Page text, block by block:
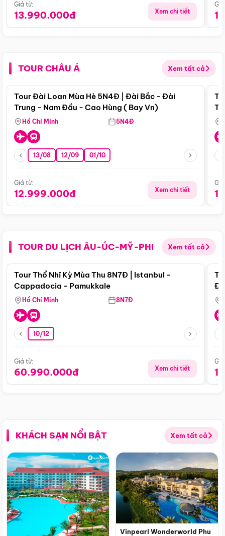
Giá từ:
13.990.000đ Xem chi tiết
TOUR CHÂU Á Xem tất cả
Điểm nổi bật
Tour Đài Loan Mùa Hè 5N4Đ | Đài Bắc - Đài
Trung - Nam Đầu - Cao Hùng ( Bay Vn)
Hồ Chí Minh 5N4Đ
13/08 12/09 01/10
Giá từ:
12.999.000đ Xem chi tiết
TOUR DU LỊCH ÂU-ÚC-MỸ-PHI Xem tất cả
Điểm nổi bật
Tour Thổ Nhĩ Kỳ Mùa Thu 8N7Đ | Istanbul -
Cappadocia - Pamukkale
Hồ Chí Minh 8N7Đ
10/12
Giá từ:
60.990.000đ Xem chi tiết
KHÁCH SẠN NỔI BẬT Xem tất cả
Vinpearl Wonderworld Phu